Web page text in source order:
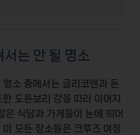
는 안 될 명소
명소 중에서는 글리코맨과 돈
한 도톤보리 강을 따라 이어지
은 식당과 가게들이 눈에 띄어
모든 장소들은 크루즈 여정